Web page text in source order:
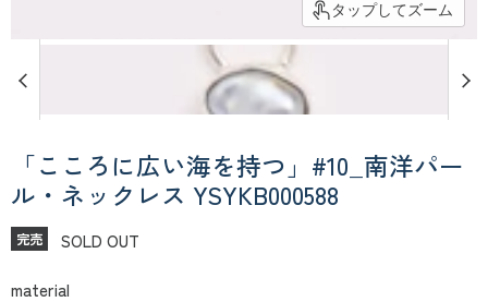
タップしてズーム
「こころに広い海を持つ」#10_南洋パー
ル・ネックレス YSYKB000588
完売 SOLD OUT
material